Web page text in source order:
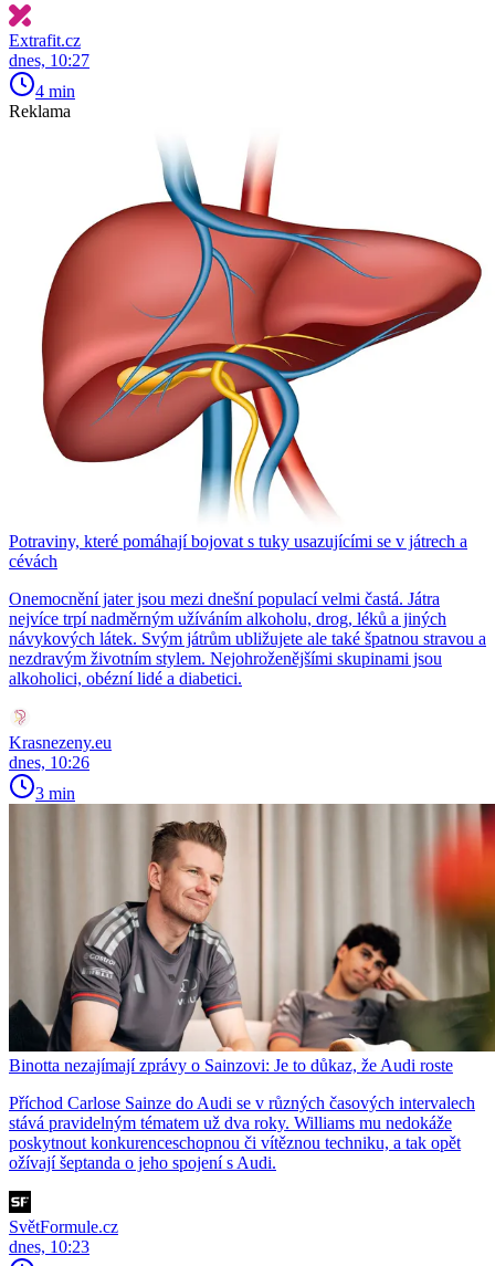
Extrafit.cz
dnes, 10:27
4 min
Reklama
Potraviny, které pomáhají bojovat s tuky usazujícími se v játrech a
cévách
Onemocnění jater jsou mezi dnešní populací velmi častá. Játra
nejvíce trpí nadměrným užíváním alkoholu, drog, léků a jiných
návykových látek. Svým játrům ubližujete ale také špatnou stravou a
nezdravým životním stylem. Nejohroženějšími skupinami jsou
alkoholici, obézní lidé a diabetici.
Krasnezeny.eu
dnes, 10:26
3 min
Binotta nezajímají zprávy o Sainzovi: Je to důkaz, že Audi roste
Příchod Carlose Sainze do Audi se v různých časových intervalech
stává pravidelným tématem už dva roky. Williams mu nedokáže
poskytnout konkurenceschopnou či vítěznou techniku, a tak opět
ožívají šeptanda o jeho spojení s Audi.
SvětFormule.cz
dnes, 10:23